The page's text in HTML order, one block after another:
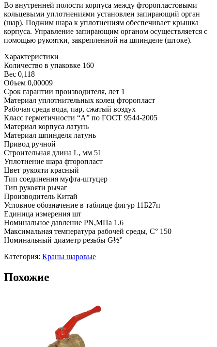
Во внутренней полости корпуса между фторопластовыми
кольцевыми уплотнениями установлен запирающий орган
(шар). Поджим шара к уплотнениям обеспечивает крышка
корпуса. Управление запирающим органом осуществляется с
помощью рукоятки, закрепленной на шпинделе (штоке).
Характеристики
Количество в упаковке 160
Вес 0,118
Объем 0,00009
Срок гарантии производителя, лет 1
Материал уплотнительных колец фторопласт
Рабочая среда вода, пар, сжатый воздух
Класс герметичности “А” по ГОСТ 9544-2005
Материал корпуса латунь
Материал шпинделя латунь
Привод ручной
Строительная длина L, мм 51
Уплотнение шара фторопласт
Цвет рукояти красный
Тип соединения муфта-штуцер
Тип рукояти рычаг
Производитель Китай
Условное обозначение в таблице фигур 11Б27п
Единица измерения шт
Номинальное давление PN,МПа 1.6
Максимальная температура рабочей среды, С° 150
Номинальный диаметр резьбы G½”
Категория: Краны шаровые
Похожие